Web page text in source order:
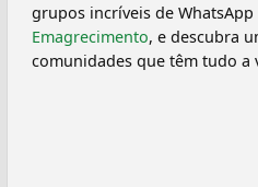
grupos incríveis de
Emagrecimento, e descubra
comunidades que têm tudo a